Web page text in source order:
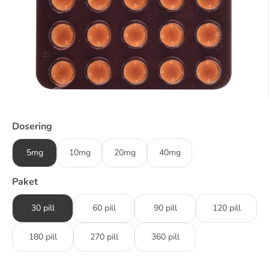
Dosering
5mg 10mg 20mg 40mg
Paket
30 pill 60 pill 90 pill 120 pill
180 pill 270 pill 360 pill